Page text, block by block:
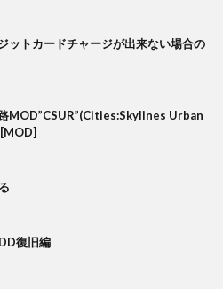
ットカードチャージが出来ない場合の
MOD”CSUR”(Cities:Skylines Urban
復旧編